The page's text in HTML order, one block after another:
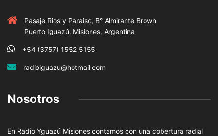
Pasaje Rios y Paraiso, B° Almirante Brown
Puerto Iguazú, Misiones, Argentina
+54 (3757) 1552 5155
radioiguazu@hotmail.com
Nosotros
En Radio Yguazú Misiones contamos con una cobertura radial